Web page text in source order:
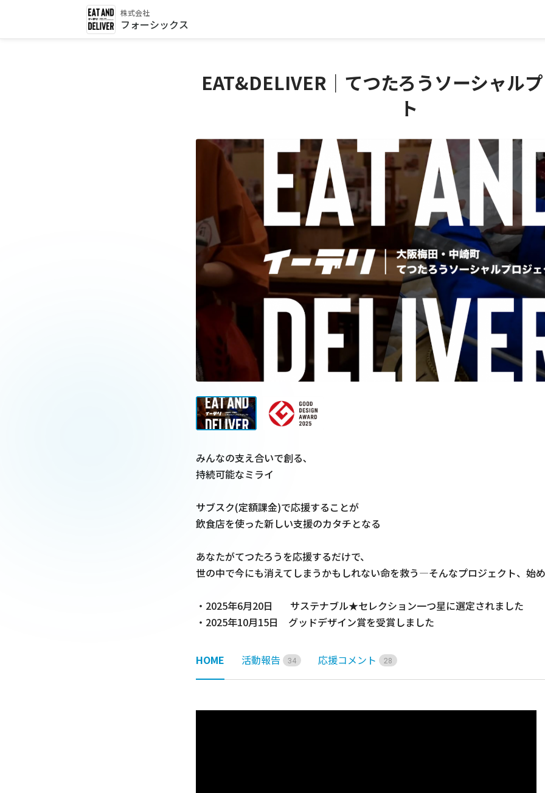
株式会社
フォーシックス
EAT&DELIVER｜てつたろうソーシャル
ト
みんなの支え合いで創る､
持続可能なミライ
サブスク(定額課金)で応援することが
飲食店を使った新しい支援のカタチとなる
あなたがてつたろうを応援するだけで、
世の中で今にも消えてしまうかもしれない命を救う―そんなプロジェクト、始
・2025年6月20日　   サステナブル★セレクション一つ星に選定されました
・2025年10月15日　グッドデザイン賞を受賞しました
HOME 活動報告 34 応援コメント 28